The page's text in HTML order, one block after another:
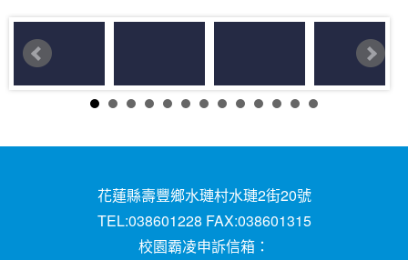
花蓮縣壽豐鄉水璉村水璉2街20號
TEL:038601228 FAX:038601315
校園霸凌申訴信箱：